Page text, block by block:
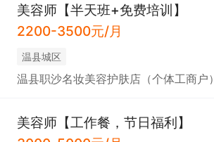
美容师【半天班+免费培训】
2200-3500元/月
温县城区
温县职沙名妆美容护肤店（个体工商户）
美容师【工作餐，节日福利】